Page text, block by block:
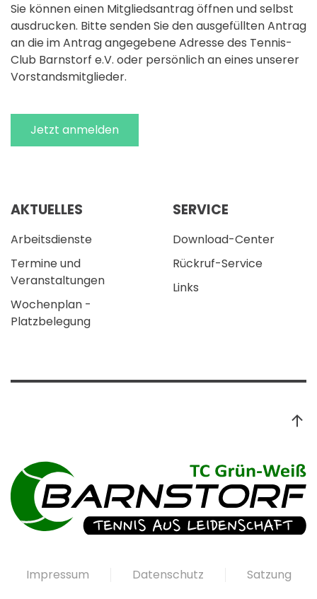
Sie können einen Mitgliedsantrag öffnen und selbst
ausdrucken. Bitte senden Sie den ausgefüllten Antrag
an die im Antrag angegebene Adresse des Tennis-
Club Barnstorf e.V. oder persönlich an eines unserer
Vorstandsmitglieder.
Jetzt anmelden
AKTUELLES
Arbeitsdienste
Termine und
Veranstaltungen
Wochenplan -
Platzbelegung
SERVICE
Download-Center
Rückruf-Service
Links
Impressum Datenschutz Satzung